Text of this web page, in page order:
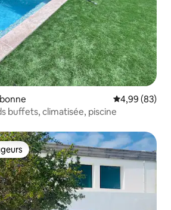
Évaluation
4,99 (83)
buffets, climatisée, piscine